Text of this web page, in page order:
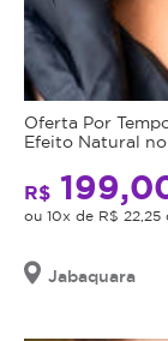
Oferta Por
Efeito Natural
R$
ou 10x de R$ 22,25
Jabaquara